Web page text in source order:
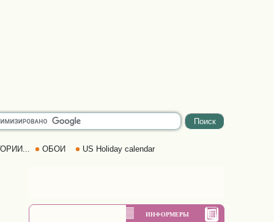
ОБОИ US Holiday calendar
ИНФОРМЕРЫ